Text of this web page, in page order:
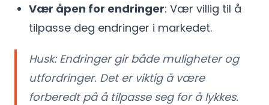
Vær åpen for endringer: Vær villig til å
tilpasse deg endringer i markedet.
Husk: Endringer gir både muligheter og
utfordringer. Det er viktig å være
forberedt på å tilpasse seg for å lykkes.